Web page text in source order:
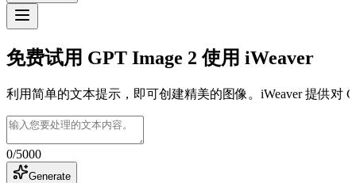
免费试用 GPT Image 2 使用 iWeaver
利用简单的文本提示，即可创建精美的图像。iWeaver 提供
0/5000
Generate